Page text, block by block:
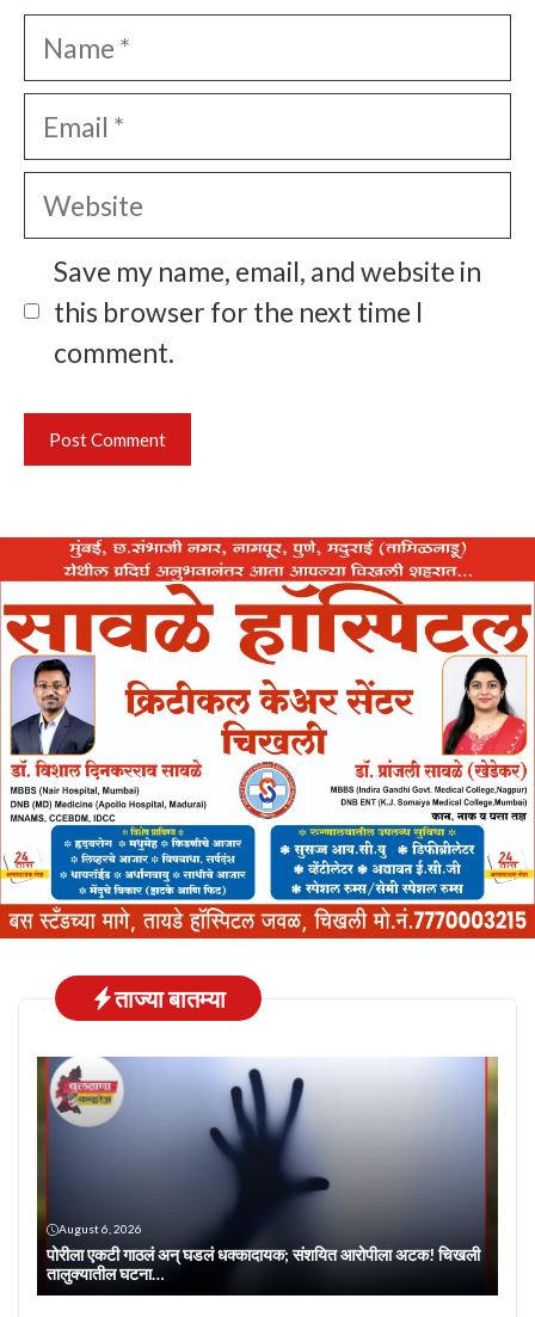
Name
Email
Website
Save my name, email, and website in
this browser for the next time I
comment.
ताज्या बातम्या
August 6, 2026
पोरीला एकटी गाठलं अन् घडलं धक्कादायक; संशयित आरोपीला अटक! चिखली
तालुक्यातील घटना…